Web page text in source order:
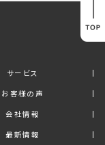
サービス
お客様の声
会社情報
最新情報